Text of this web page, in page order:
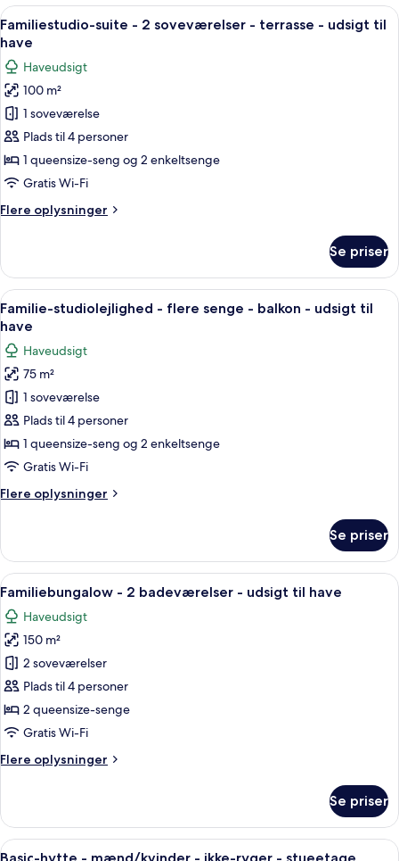
1
queensize-
Indlæs
alle
billeder
af
Familiestudio-
suite
-
2
soveværelser
terrasse
til
have
Et soveværelse med en seng, et
14
Familiestudio-suite - 2 soveværelser - terrasse - udsigt til
have
Haveudsigt
100 m²
1 soveværelse
Plads til 4 personer
1 queensize-seng og 2 enkeltsenge
Gratis Wi-Fi
Flere oplysninger
Flere
suite
2
soveværelser
terrasse
udsigt
til
have
Se priser
Indlæs
alle
billeder
af
Familie-
studiolejlighed
-
flere
senge
balkon
til
have
Et værelse med en seng, et bord og
9
Familie-studiolejlighed - flere senge - balkon - udsigt til
have
Haveudsigt
75 m²
1 soveværelse
Plads til 4 personer
1 queensize-seng og 2 enkeltsenge
Gratis Wi-Fi
Flere oplysninger
Flere
studiolejlighed
flere
senge
balkon
udsigt
til
have
Se priser
Indlæs
alle
billeder
af
Familiebungalow
-
2
badeværelser
udsigt
Et moderne udendørsområde med
9
Familiebungalow - 2 badeværelser - udsigt til have
Haveudsigt
150 m²
2 soveværelser
Plads til 4 personer
2 queensize-senge
Gratis Wi-Fi
Flere oplysninger
Flere
-
badeværelser
Se priser
Indlæs
Et værelse med et stort vindue, en
5